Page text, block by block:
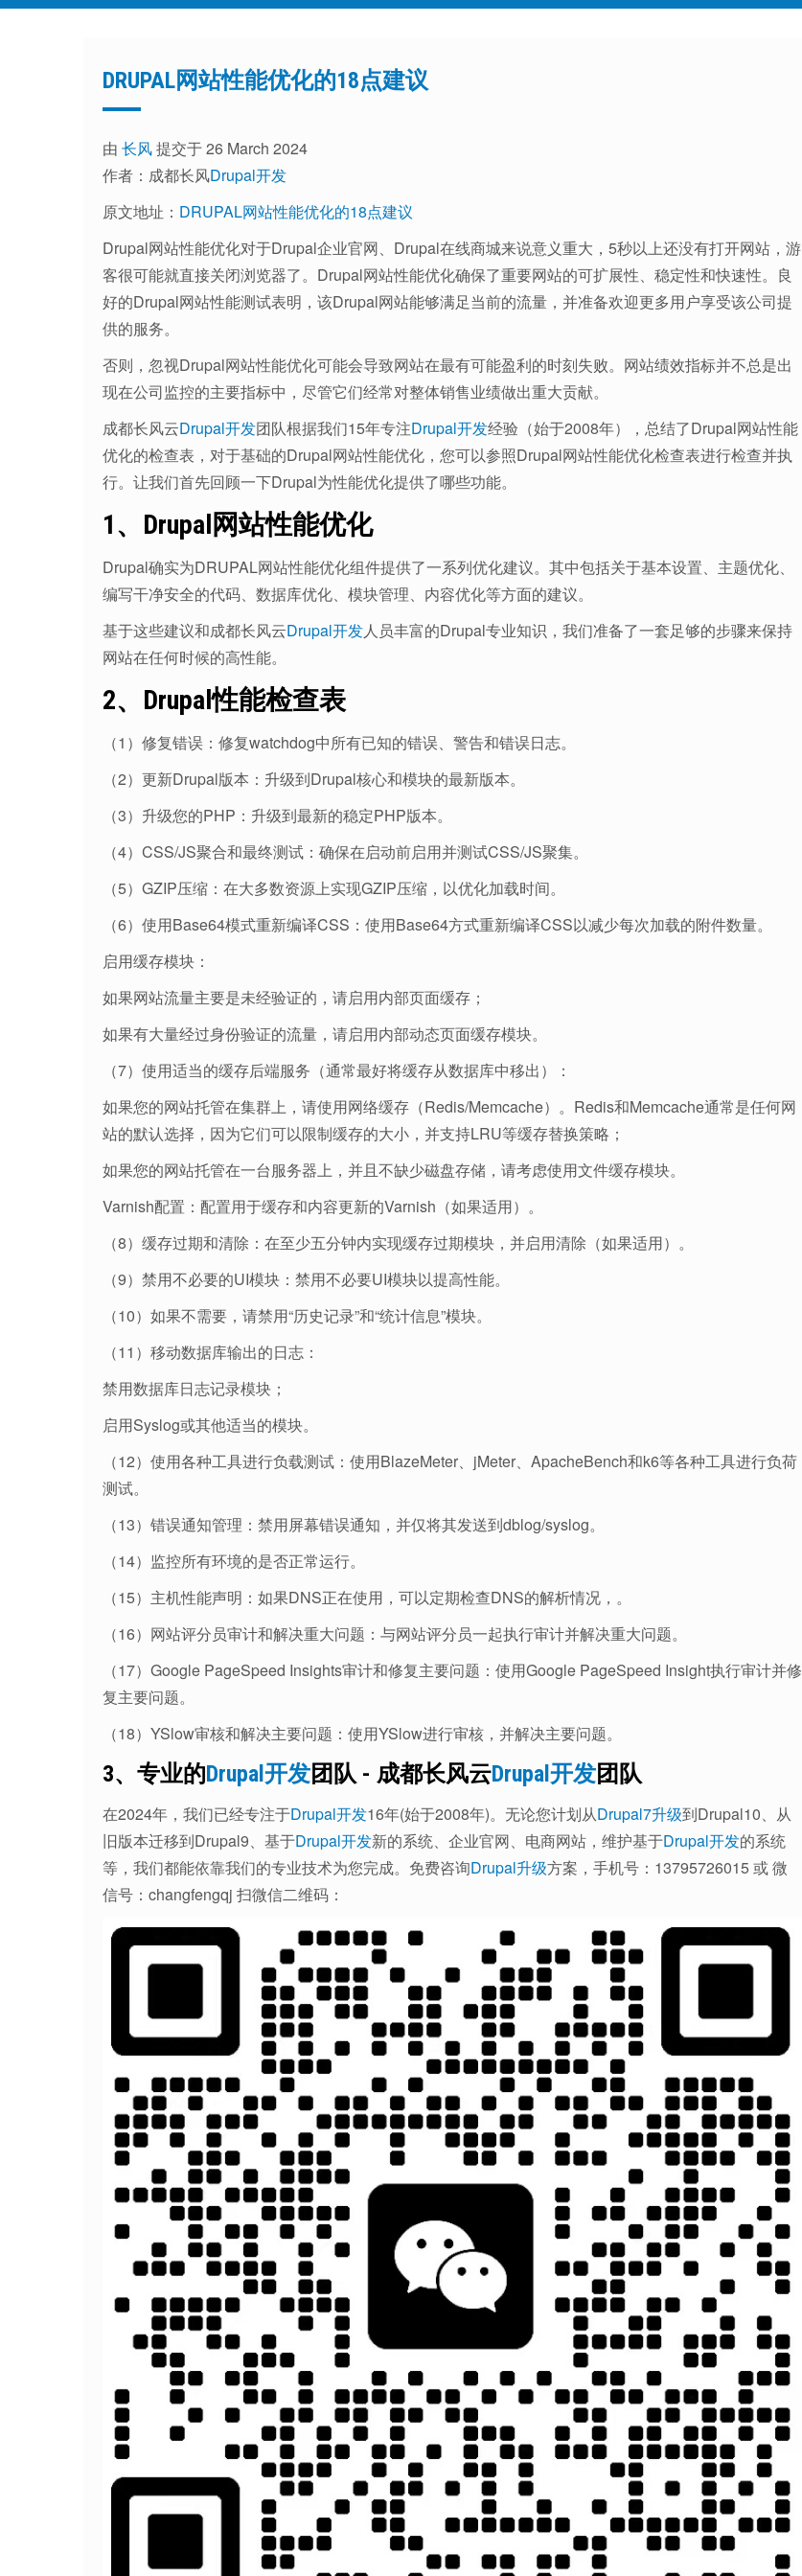
DRUPAL网站性能优化的18点建议
由 长风提交于 26 March 2024
作者：成都长风Drupal开发
原文地址： DRUPAL网站性能优化的18点建议
Drupal网站性能优化对于Drupal企业官网、Drupal在线商城来说意义重大，5秒以上还没有打开网站，游
客很可能就直接关闭浏览器了。Drupal网站性能优化确保了重要网站的可扩展性、稳定性和快速性。良
好的Drupal网站性能测试表明，该Drupal网站能够满足当前的流量，并准备欢迎更多用户享受该公司提
供的服务。
否则，忽视Drupal网站性能优化可能会导致网站在最有可能盈利的时刻失败。网站绩效指标并不总是出
现在公司监控的主要指标中，尽管它们经常对整体销售业绩做出重大贡献。
成都长风云Drupal开发团队根据我们15年专注Drupal开发经验（始于2008年），总结了Drupal网站性能
优化的检查表，对于基础的Drupal网站性能优化，您可以参照Drupal网站性能优化检查表进行检查并执
行。让我们首先回顾一下Drupal为性能优化提供了哪些功能。
1、Drupal网站性能优化
Drupal确实为DRUPAL网站性能优化组件提供了一系列优化建议。其中包括关于基本设置、主题优化、
编写干净安全的代码、数据库优化、模块管理、内容优化等方面的建议。
基于这些建议和成都长风云Drupal开发人员丰富的Drupal专业知识，我们准备了一套足够的步骤来保持
网站在任何时候的高性能。
2、Drupal性能检查表
（1）修复错误：修复watchdog中所有已知的错误、警告和错误日志。
（2）更新Drupal版本：升级到Drupal核心和模块的最新版本。
（3）升级您的PHP：升级到最新的稳定PHP版本。
（4）CSS/JS聚合和最终测试：确保在启动前启用并测试CSS/JS聚集。
（5）GZIP压缩：在大多数资源上实现GZIP压缩，以优化加载时间。
（6）使用Base64模式重新编译CSS：使用Base64方式重新编译CSS以减少每次加载的附件数量。
启用缓存模块：
如果网站流量主要是未经验证的，请启用内部页面缓存；
如果有大量经过身份验证的流量，请启用内部动态页面缓存模块。
（7）使用适当的缓存后端服务（通常最好将缓存从数据库中移出）：
如果您的网站托管在集群上，请使用网络缓存（Redis/Memcache）。Redis和Memcache通常是任何网
站的默认选择，因为它们可以限制缓存的大小，并支持LRU等缓存替换策略；
如果您的网站托管在一台服务器上，并且不缺少磁盘存储，请考虑使用文件缓存模块。
Varnish配置：配置用于缓存和内容更新的Varnish（如果适用）。
（8）缓存过期和清除：在至少五分钟内实现缓存过期模块，并启用清除（如果适用）。
（9）禁用不必要的UI模块：禁用不必要UI模块以提高性能。
（10）如果不需要，请禁用“历史记录”和“统计信息”模块。
（11）移动数据库输出的日志：
禁用数据库日志记录模块；
启用Syslog或其他适当的模块。
（12）使用各种工具进行负载测试：使用BlazeMeter、jMeter、ApacheBench和k6等各种工具进行负荷
测试。
（13）错误通知管理：禁用屏幕错误通知，并仅将其发送到dblog/syslog。
（14）监控所有环境的是否正常运行。
（15）主机性能声明：如果DNS正在使用，可以定期检查DNS的解析情况，。
（16）网站评分员审计和解决重大问题：与网站评分员一起执行审计并解决重大问题。
（17）Google PageSpeed Insights审计和修复主要问题：使用Google PageSpeed Insight执行审计并修
复主要问题。
（18）YSlow审核和解决主要问题：使用YSlow进行审核，并解决主要问题。
3、专业的Drupal开发团队 - 成都长风云Drupal开发团队
在2024年，我们已经专注于Drupal开发16年(始于2008年)。无论您计划从Drupal7升级到Drupal10、从
旧版本迁移到Drupal9、基于Drupal开发新的系统、企业官网、电商网站，维护基于Drupal开发的系统
等，我们都能依靠我们的专业技术为您完成。免费咨询Drupal升级方案，手机号：13795726015 或 微
信号：changfengqj 扫微信二维码：